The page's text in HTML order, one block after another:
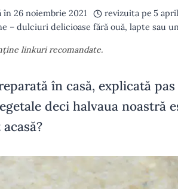
în 26 noiembrie 2021 revizuita pe 5
– dulciuri delicioase fără ouă, lapte sau
linkuri recomandate.
în casă, explicată
deci halvaua noastră